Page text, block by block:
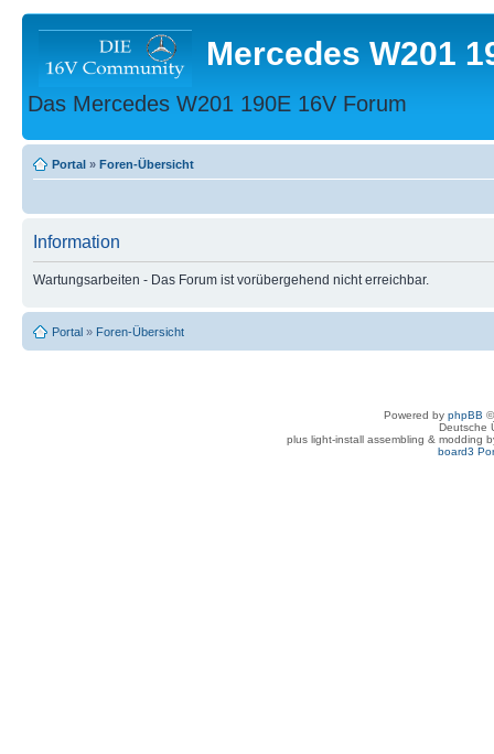
Mercedes W201
Das Mercedes W201 190E 16V Forum
Portal » Foren-Übersicht
Information
Wartungsarbeiten - Das Forum ist vorübergehend nicht erreichbar.
Portal » Foren-Übersicht
Powered by phpBB
Deutsche
plus light-install assembling & modding
board3